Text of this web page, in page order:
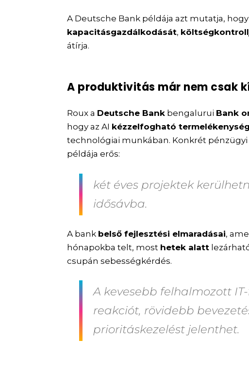
A Deutsche Bank példája azt mutatja,
kapacitásgazdálkodását,
átírja.
A produktivitás már nem csak
Roux a Deutsche Bank bengalurui Bank
hogy az AI kézzelfogható
technológiai munkában. Konkrét
példája erős:
két éves projektek
idősávba.
A bank belső fejlesztési elmaradásai,
hónapokba telt, most hetek alatt
csupán sebességkérdés.
A kevesebb felhalmozott
reakciót, rövidebb
prioritáskezelést jelenthet.